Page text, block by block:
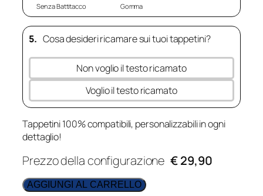
Senza Battitacco Gomma
5. Cosa desideri ricamare sui tuoi tappetini?
Non voglio il testo ricamato
Voglio il testo ricamato
Tappetini 100% compatibili, personalizzabili in ogni
dettaglio!
Prezzo della configurazione € 29,90
AGGIUNGI AL CARRELLO